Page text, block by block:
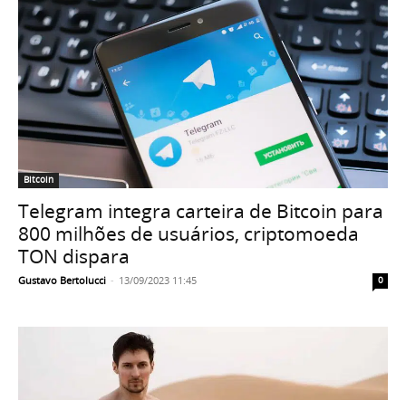
Bitcoin
Telegram integra carteira de Bitcoin para
800 milhões de usuários, criptomoeda
TON dispara
Gustavo Bertolucci - 13/09/2023 11:45 0